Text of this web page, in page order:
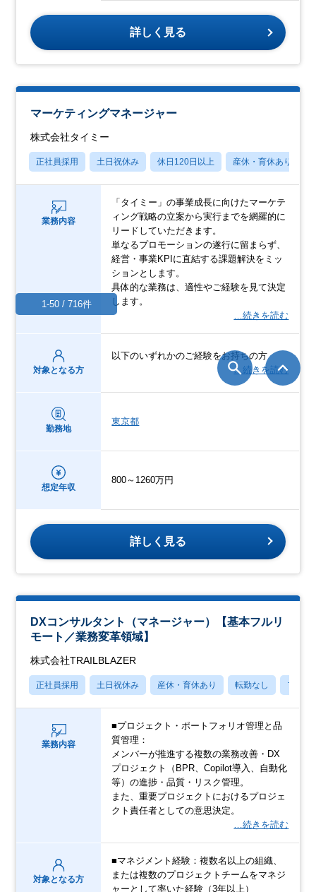
詳しく見る
マーケティングマネージャー
株式会社タイミー
正社員採用 土日祝休み 休日120日以上 産休・育休あり
業務内容
「タイミー」の事業成長に向けたマーケテ
ィング戦略の立案から実行までを網羅的に
リードしていただきます。
単なるプロモーションの遂行に留まらず、
経営・事業KPIに直結する課題解決をミッ
ションとします。
具体的な業務は、適性やご経験を見て決定
します。
…続きを読む
対象となる方
以下のいずれかのご経験をお持ちの方
…続きを読む
勤務地
東京都
想定年収
800～1260万円
詳しく見る
DXコンサルタント（マネージャー）【基本フルリ
モート／業務変革領域】
株式会社TRAILBLAZER
正社員採用 土日祝休み 産休・育休あり 転勤なし フレッ
業務内容
■プロジェクト・ポートフォリオ管理と品
質管理：
メンバーが推進する複数の業務改善・DX
プロジェクト（BPR、Copilot導入、自動化
等）の進捗・品質・リスク管理。
また、重要プロジェクトにおけるプロジェ
クト責任者としての意思決定。
…続きを読む
対象となる方
■マネジメント経験：複数名以上の組織、
または複数のプロジェクトチームをマネジ
ャーとして率いた経験（3年以上）
1-50 / 716件